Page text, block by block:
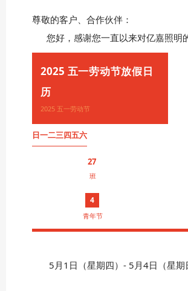
尊敬的客户、合作伙伴：
您好，感谢您一直以来对亿嘉照明
2025 五一劳动节放假日
历
2025 五一劳动节
日一二三四五六
27
班
4
青年节
5月1日（星期四）- 5月4日（星期